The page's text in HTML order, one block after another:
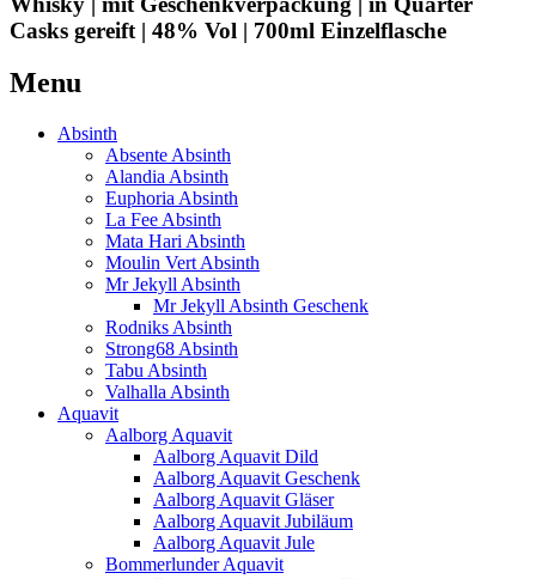
Casks gereift | 48% Vol | 700ml Einzelflasche
Menu
Absinth
Absente Absinth
Alandia Absinth
Euphoria Absinth
La Fee Absinth
Mata Hari Absinth
Moulin Vert Absinth
Mr Jekyll Absinth
Mr Jekyll Absinth Geschenk
Rodniks Absinth
Strong68 Absinth
Tabu Absinth
Valhalla Absinth
Aquavit
Aalborg Aquavit
Aalborg Aquavit Dild
Aalborg Aquavit Geschenk
Aalborg Aquavit Gläser
Aalborg Aquavit Jubiläum
Aalborg Aquavit Jule
Bommerlunder Aquavit